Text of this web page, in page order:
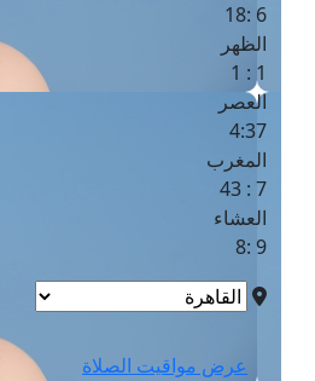
6 :18
الظهر
1 : 1
العصر
4:37
المغرب
7 : 43
العشاء
9 :8
عرض مواقيت الصلاة